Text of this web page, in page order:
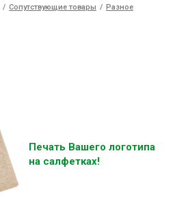
/ Сопутствующие товары / Разное
Печать Вашего логотипа
на салфетках!